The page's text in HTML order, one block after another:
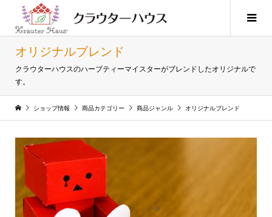
オリジナルブレンド
クラウターハウスのハーブティーマイスターがブレンドしたオリジナルで
す。
ショップ情報 商品カテゴリー 商品ジャンル オリジナルブレンド